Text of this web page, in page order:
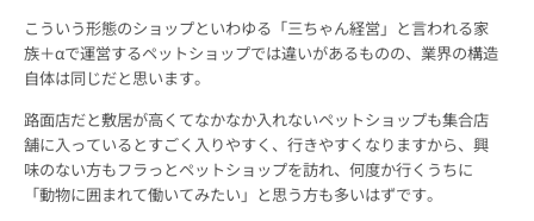
こういう形態のショップといわゆる「三ちゃん経営」と言われる家
族＋αで運営するペットショップでは違いがあるものの、業界の構造
自体は同じだと思います。
路面店だと敷居が高くてなかなか入れないペットショップも集合店
舗に入っているとすごく入りやすく、行きやすくなりますから、興
味のない方もフラっとペットショップを訪れ、何度か行くうちに
「動物に囲まれて働いてみたい」と思う方も多いはずです。